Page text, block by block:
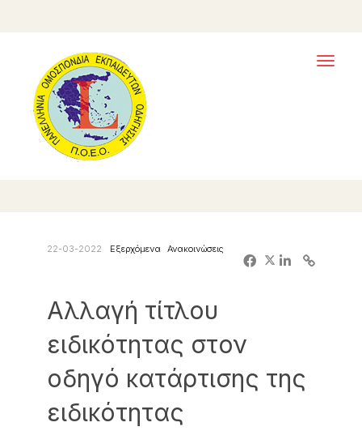
22-03-2022 Εξερχόμενα Ανακοινώσεις
Αλλαγή τίτλου
ειδικότητας στον
οδηγό κατάρτισης της
ειδικότητας